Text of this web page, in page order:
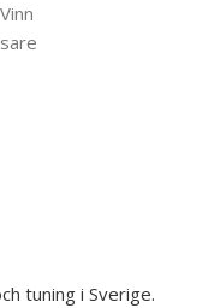
tuning i Sverige.